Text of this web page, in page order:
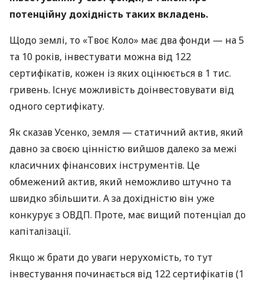
потенційну дохідність таких вкладень.
Щодо землі, то «Твоє Коло» має два фонди — на 5
та 10 років, інвестувати можна від 122
сертифікатів, кожен із яких оцінюється в 1 тис.
гривень. Існує можливість доінвестовувати від
одного сертифікату.
Як сказав Усенко, земля — статичний актив, який
давно за своєю цінністю вийшов далеко за межі
класичних фінансових інструментів. Це
обмежений актив, який неможливо штучно та
швидко збільшити. А за дохідністю він уже
конкурує з ОВДП. Проте, має вищий потенціал до
капіталізації.
Якщо ж брати до уваги нерухомість, то тут
інвестування починається від 122 сертифікатів (1